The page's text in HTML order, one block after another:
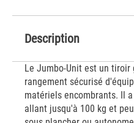
Description
Le Jumbo-Unit est un
rangement sécurisé
matériels encombrants. Il
allant jusqu'à 100 kg et